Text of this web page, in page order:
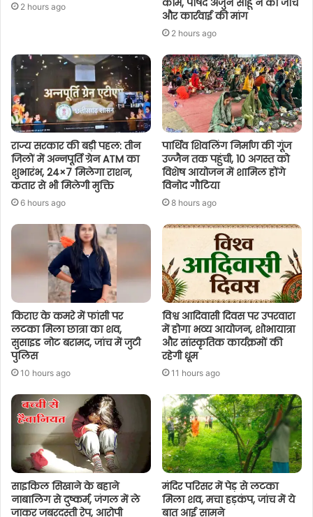
2 hours ago
और कार्रवाई की मांग
2 hours ago
राज्य सरकार की बड़ी पहल: तीन
जिलों में अन्नपूर्ति ग्रेन ATM का
शुभारंभ, 24×7 मिलेगा राशन,
कतार से भी मिलेगी मुक्ति
6 hours ago
पार्थिव शिवलिंग निर्माण की गूंज
उज्जैन तक पहुंची, 10 अगस्त को
विशेष आयोजन में शामिल होंगे
विनोद गौटिया
8 hours ago
किराए के कमरे में फांसी पर
लटका मिला छात्रा का शव,
सुसाइड नोट बरामद, जांच में जुटी
पुलिस
10 hours ago
विश्व आदिवासी दिवस पर उपरवारा
में होगा भव्य आयोजन, शोभायात्रा
और सांस्कृतिक कार्यक्रमों की
रहेगी धूम
11 hours ago
साइकिल सिखाने के बहाने
नाबालिग से दुष्कर्म, जंगल में ले
जाकर जबरदस्ती रेप, आरोपी
मंदिर परिसर में पेड़ से लटका
मिला शव, मचा हड़कंप, जांच में ये
बात आई सामने